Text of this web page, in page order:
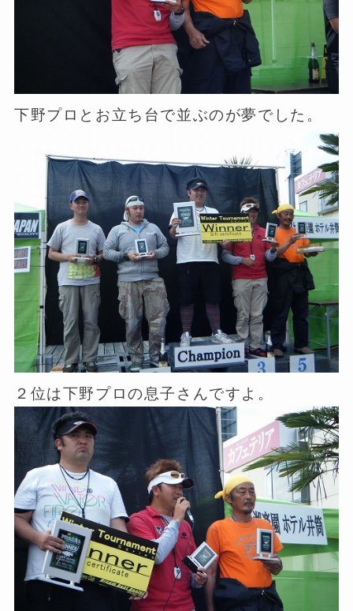
下野プロとお立ち台で並ぶのが夢でした。
２位は下野プロの息子さんですよ。